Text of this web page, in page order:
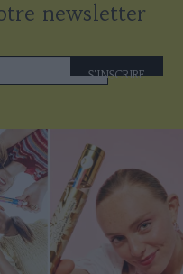
newsletter
S'INSCRIRE